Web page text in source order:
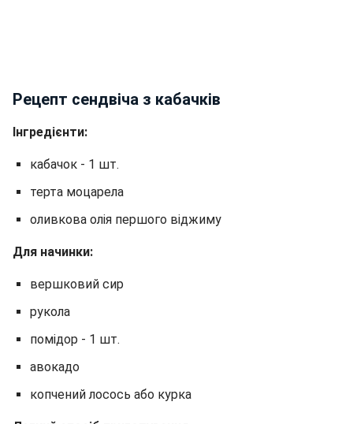
Рецепт сендвіча з кабачків
Інгредієнти:
кабачок - 1 шт.
терта моцарела
оливкова олія першого віджиму
Для начинки:
вершковий сир
рукола
помідор - 1 шт.
авокадо
копчений лосось або курка